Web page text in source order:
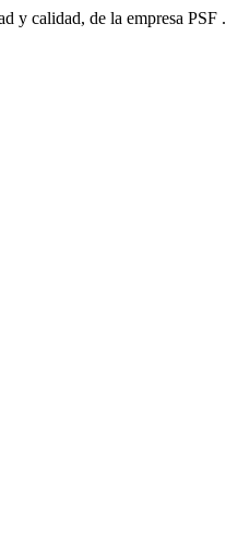
y calidad, de la empresa PSF .